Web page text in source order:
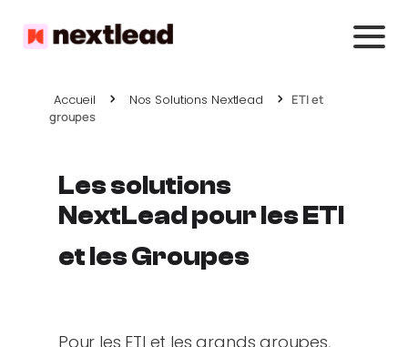
Accueil Nos Solutions Nextlead
ETI et
groupes
Les solutions
NextLead pour les ETI
et les Groupes
Pour les ETI et les grands groupes,